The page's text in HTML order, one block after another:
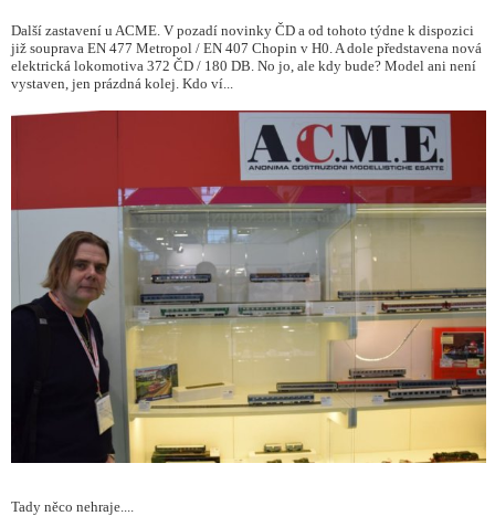
Další zastavení u ACME. V pozadí novinky ČD a od tohoto týdne k dispozici
již souprava EN 477 Metropol / EN 407 Chopin v H0. A dole představena nová
elektrická lokomotiva 372 ČD / 180 DB. No jo, ale kdy bude? Model ani není
vystaven, jen prázdná kolej. Kdo ví...
Tady něco nehraje....